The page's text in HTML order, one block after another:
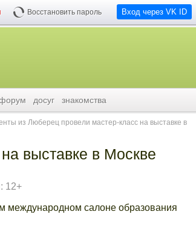
Вход через VK ID
Восстановить пароль
досуг знакомства
из Люберец провели мастер-класс на выставке в
выставке в Москве
12+
международном салоне образования